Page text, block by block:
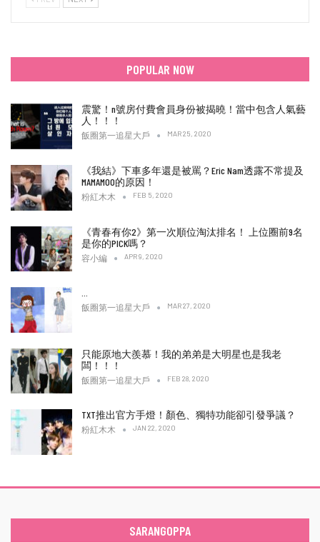
POPULAR NOW
震驚！n號房付費會員身份被揭曉！當中包含人氣藝
人！！！
飯圈第一追星大戶 MAR 25, 2020
《我結》下車多年還是被罵？Eric Nam透露不常提及
MAMAMOO的原因！
粉紅木木 FEB 5, 2020
《青春有你2》第一次順位淘汰排名！ 上位圈前9名
是你的PICK嗎？
容小編 APR 9, 2020
飯圈第一追星大戶 MAR 27, 2020
只能原地大羨慕！我的弟弟是大明星也是我老
闆！！！
飯圈第一追星大戶 FEB 28, 2020
TXT推出官方手燈！顏色、獨特功能卻引發爭議？
粉紅木木 JAN 22, 2020
SARANGOPPA